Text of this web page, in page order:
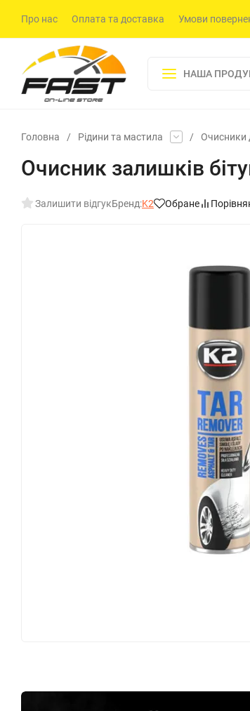
Про нас Оплата та доставка Умови
НАША
Головна / Рідини та мастила / Очисники
Очисник залишків
Залишити відгукБренд:K2 Обране